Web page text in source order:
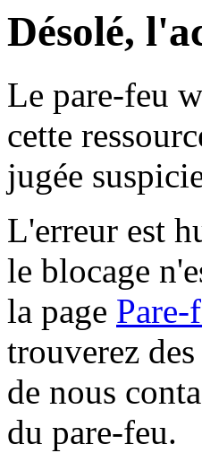
Désolé,
Le pare-feu
cette
jugée
L'erreur est
le blocage
la page Pare-
trouverez
de nous
du pare-feu.